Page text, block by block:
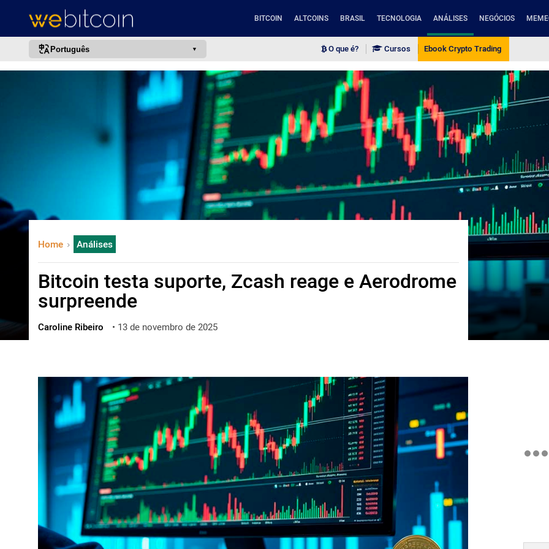
BITCOIN ALTCOINS BRASIL TECNOLOGIA ANÁLISES NEGÓCIOS
Português
한국어
العربية
ไทย
ქართული
O que é? Cursos Ebook Crypto Trading
Home Análises
Bitcoin testa suporte, Zcash reage e Aerodrome
surpreende
Caroline Ribeiro • 13 de novembro de 2025